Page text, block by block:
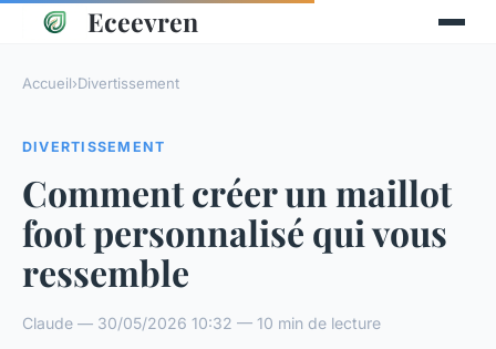
Eceevren
Accueil›Divertissement
DIVERTISSEMENT
Comment créer un maillot
foot personnalisé qui vous
ressemble
Claude — 30/05/2026 10:32 — 10 min de lecture